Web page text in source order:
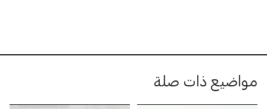
مواضيع ذات صلة